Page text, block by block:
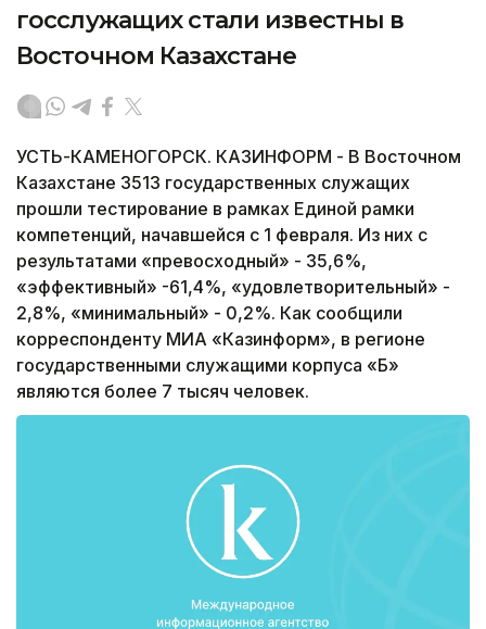
госслужащих стали известны в
Восточном Казахстане
УСТЬ-КАМЕНОГОРСК. КАЗИНФОРМ - В Восточном
Казахстане 3513 государственных служащих
прошли тестирование в рамках Единой рамки
компетенций, начавшейся с 1 февраля. Из них с
результатами «превосходный» - 35,6%,
«эффективный» -61,4%, «удовлетворительный» -
2,8%, «минимальный» - 0,2%. Как сообщили
корреспонденту МИА «Казинформ», в регионе
государственными служащими корпуса «Б»
являются более 7 тысяч человек.